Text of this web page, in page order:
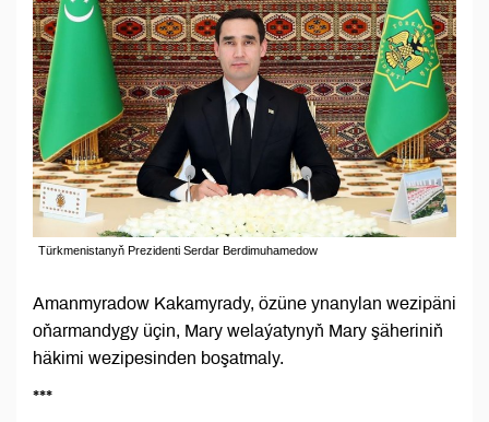
Türkmenistanyň Prezidenti Serdar Berdimuhamedow
Amanmyradow Kakamyrady, özüne ynanylan wezipäni
oňarmandygy üçin, Mary welaýatynyň Mary şäheriniň
häkimi wezipesinden boşatmaly.
***